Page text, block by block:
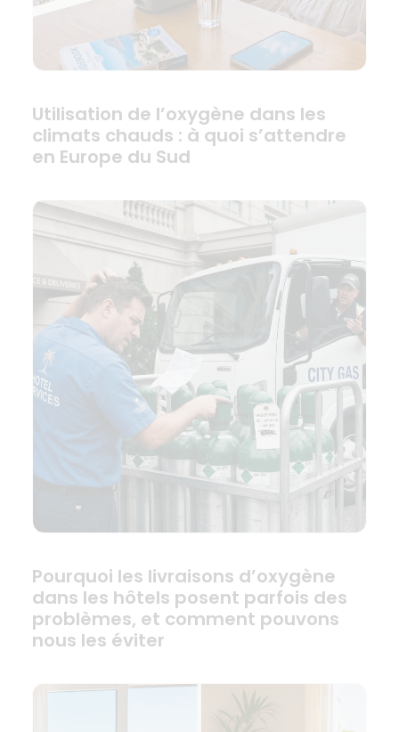
Utilisation de l’oxygène dans les
climats chauds : à quoi s’attendre
en Europe du Sud
Pourquoi les livraisons d’oxygène
dans les hôtels posent parfois des
problèmes, et comment pouvons
nous les éviter